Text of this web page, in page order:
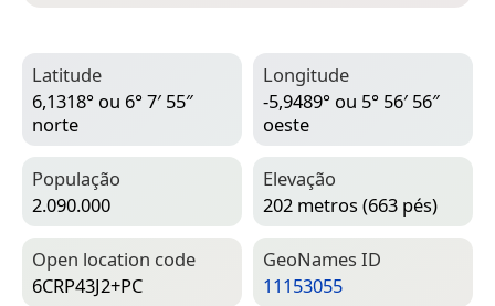
Latitude
6,1318° ou 6° 7′ 55″
norte
Longitude
-5,9489° ou 5° 56′ 56″
oeste
População
2.090.000
Elevação
202 metros (663 pés)
Open location code
6CRP43J2+PC
Geo­Names ID
11153055